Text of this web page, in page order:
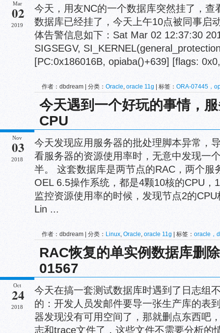
Mar
02
2019
今天，用友NC的一个数据库突然挂了，查
数据库已经挂了，今天上午10点被同事启
体告警信息如下：Sat Mar 02 12:37:30
SIGSEGV,
[PC:0x186016B, opiaba()+639] [flags:
作者：dbdream | 分类： Oracle, oracle 11g | 标签： ORA-07445，
17147
今天遇到一个好玩的事情，
CPU
Nov
03
2018
今天发现应用服务器的批处理脚本异常，
看服务器的资源使用率时，无意中发现一
半。 这套数据库是两节点的RAC，两个服
OEL 6.5操作系统，都是4颗10核的CPU，
监控资源使用率的时候，发现节点2的
Lin ...
作者：dbdream | 分类： Linux, Oracle, oracle 11g | 标签： oracle，
RAC恢复的单实例数据库删
01567
Oct
24
2018
今天在搞一套测试数据库时遇到了日志组
的：开发人员发邮件要导一张生产库的表
器发现没有可用空间了，那就删点东西吧
志和trace文件了，这些文件不需要分析的